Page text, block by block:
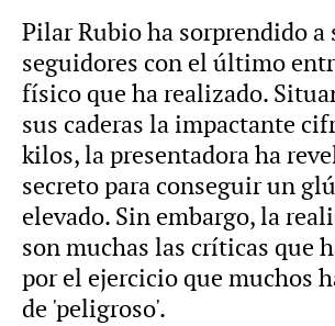
Pilar Rubio ha sorprendido a
seguidores con el último
físico que ha realizado.
sus caderas la impactante
kilos, la presentadora ha
secreto para conseguir un
elevado. Sin embargo, la
son muchas las críticas que
por el ejercicio que muchos
de 'peligroso'.